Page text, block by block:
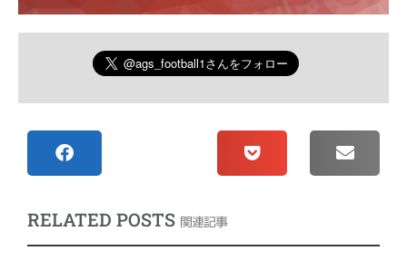
RELATED POSTS 関連記事